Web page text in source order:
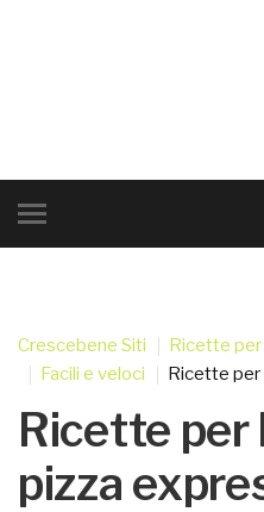
Crescebene Siti Ricette per
Facili e veloci
Ricette per
Ricette per
pizza